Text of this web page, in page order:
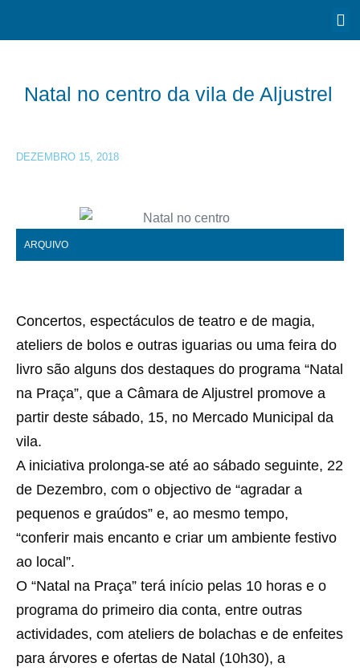
Natal no centro da vila de Aljustrel
DEZEMBRO 15, 2018
ARQUIVO
Concertos, espectáculos de teatro e de magia,
ateliers de bolos e outras iguarias ou uma feira do
livro são alguns dos destaques do programa “Natal
na Praça”, que a Câmara de Aljustrel promove a
partir deste sábado, 15, no Mercado Municipal da
vila.
A iniciativa prolonga-se até ao sábado seguinte, 22
de Dezembro, com o objectivo de “agradar a
pequenos e graúdos” e, ao mesmo tempo,
“conferir mais encanto e criar um ambiente festivo
ao local”.
O “Natal na Praça” terá início pelas 10 horas e o
programa do primeiro dia conta, entre outras
actividades, com ateliers de bolachas e de enfeites
para árvores e ofertas de Natal (10h30), a